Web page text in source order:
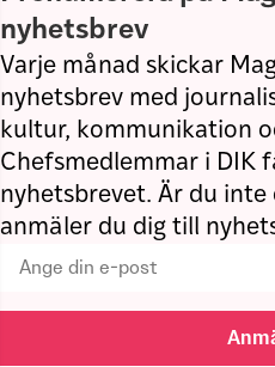
nyhetsbrev
Varje månad skickar
nyhetsbrev med
kultur, kommunikation
Chefsmedlemmar i DIK
nyhetsbrevet. Är du inte
anmäler du dig till